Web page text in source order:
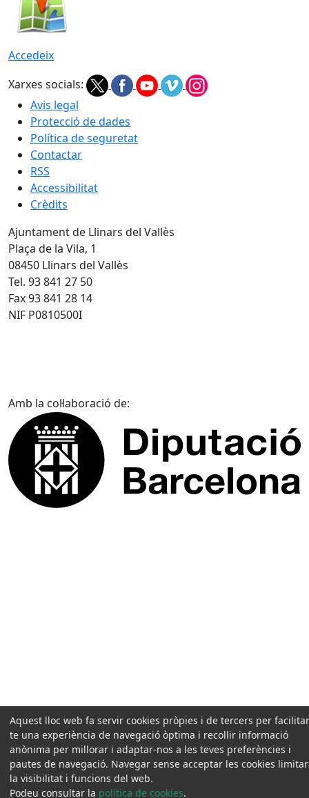
Accedeix
Xarxes socials:
Avis legal
Protecció de dades
Política de seguretat
Contactar
RSS
Accessibilitat
Crèdits
Ajuntament de Llinars del Vallès
Plaça de la Vila, 1
08450 Llinars del Vallès
Tel. 93 841 27 50
Fax 93 841 28 14
NIF P0810500I
Amb la col·laboració de:
Aquest lloc web fa servir cookies pròpies i de tercers per
te una experiència de navegació òptima i recollir informació
anònima per millorar i adaptar-nos a les teves preferències i
pautes de navegació. Navegar sense acceptar les cookies
la visibilitat i funcions del web.
Podeu consultar la política de cookies.